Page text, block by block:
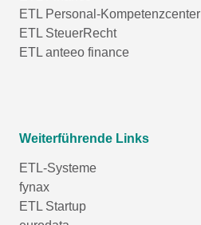
ETL Personal-Kompetenzcenter
ETL SteuerRecht
ETL anteeo finance
Weiterführende Links
ETL-Systeme
fynax
ETL Startup